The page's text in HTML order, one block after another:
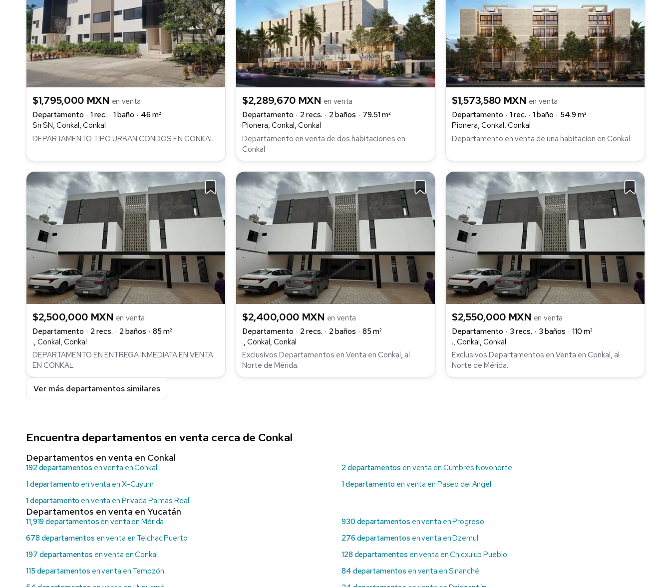
$1,795,000 MXN en venta
Departamento
1 rec. 1 baño
46 m²
Sn SN, Conkal, Conkal
DEPARTAMENTO TIPO URBAN CONDOS EN CONKAL
$2,289,670 MXN en venta
Departamento
2 recs. 2 baños
79.51 m²
Pionera, Conkal, Conkal
Departamento en venta de dos habitaciones en
Conkal
$1,573,580 MXN en venta
Departamento
1 rec. 1 baño
54.9 m²
Pionera, Conkal, Conkal
Departamento en venta de una habitacion en Conkal
$2,500,000 MXN en venta
Departamento
2 recs. 2 baños
85 m²
., Conkal, Conkal
DEPARTAMENTO EN ENTREGA INMEDIATA EN VENTA
EN CONKAL
$2,400,000 MXN en venta
Departamento
2 recs. 2 baños
85 m²
., Conkal, Conkal
Exclusivos Departamentos en Venta en Conkal, al
Norte de Mérida.
$2,550,000 MXN en venta
Departamento
3 recs. 3 baños
110 m²
., Conkal, Conkal
Exclusivos Departamentos en Venta en Conkal, al
Norte de Mérida.
Ver más departamentos similares
Encuentra departamentos en venta cerca de Conkal
Departamentos en venta en Conkal
192 departamentos en venta en Conkal 2 departamentos en venta en Cumbres Novonorte
1 departamento en venta en X-Cuyum 1 departamento en venta en Paseo del Angel
1 departamento en venta en Privada Palmas Real
Departamentos en venta en Yucatán
11,919 departamentos en venta en Mérida 930 departamentos en venta en Progreso
678 departamentos en venta en Telchac Puerto 276 departamentos en venta en Dzemul
197 departamentos en venta en Conkal 128 departamentos en venta en Chicxulub Pueblo
115 departamentos en venta en Temozón 84 departamentos en venta en Sinanché